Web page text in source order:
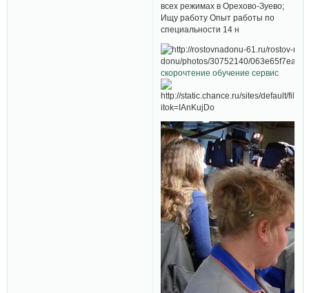
всех режимах в Орехово-Зуево;
Ищу работу Опыт работы по
специальности 14 н
скорочтение обучение сервис